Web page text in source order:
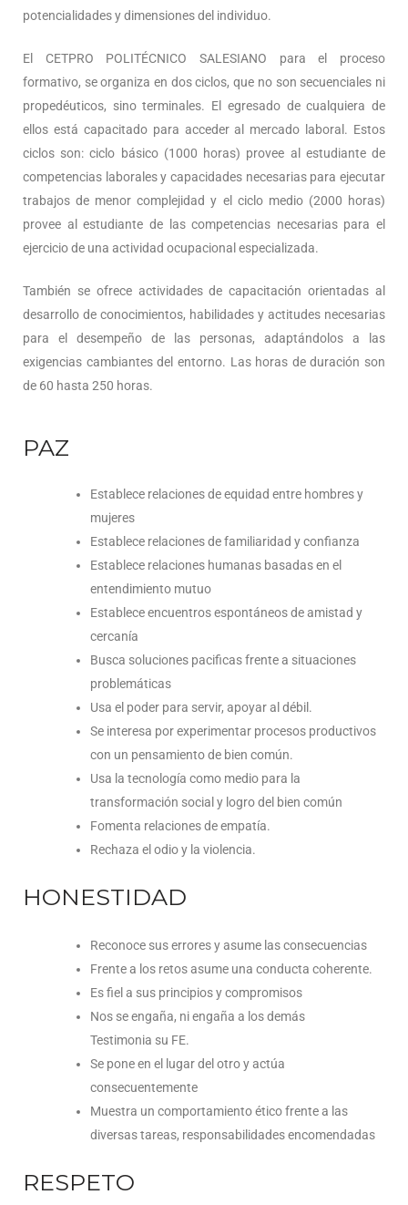
potencialidades y dimensiones del individuo.
El CETPRO POLITÉCNICO SALESIANO para el proceso
formativo, se organiza en dos ciclos, que no son secuenciales ni
propedéuticos, sino terminales. El egresado de cualquiera de
ellos está capacitado para acceder al mercado laboral. Estos
ciclos son: ciclo básico (1000 horas) provee al estudiante de
competencias laborales y capacidades necesarias para ejecutar
trabajos de menor complejidad y el ciclo medio (2000 horas)
provee al estudiante de las competencias necesarias para el
ejercicio de una actividad ocupacional especializada.
También se ofrece actividades de capacitación orientadas al
desarrollo de conocimientos, habilidades y actitudes necesarias
para el desempeño de las personas, adaptándolos a las
exigencias cambiantes del entorno. Las horas de duración son
de 60 hasta 250 horas.
PAZ
Establece relaciones de equidad entre hombres y
mujeres
Establece relaciones de familiaridad y confianza
Establece relaciones humanas basadas en el
entendimiento mutuo
Establece encuentros espontáneos de amistad y
cercanía
Busca soluciones pacificas frente a situaciones
problemáticas
Usa el poder para servir, apoyar al débil.
Se interesa por experimentar procesos productivos
con un pensamiento de bien común.
Usa la tecnología como medio para la
transformación social y logro del bien común
Fomenta relaciones de empatía.
Rechaza el odio y la violencia.
HONESTIDAD
Reconoce sus errores y asume las consecuencias
Frente a los retos asume una conducta coherente.
Es fiel a sus principios y compromisos
Nos se engaña, ni engaña a los demás
Testimonia su FE.
Se pone en el lugar del otro y actúa
consecuentemente
Muestra un comportamiento ético frente a las
diversas tareas, responsabilidades encomendadas
RESPETO